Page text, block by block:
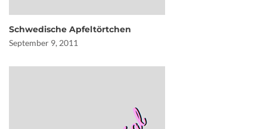
Schwedische Apfeltörtchen
September 9, 2011